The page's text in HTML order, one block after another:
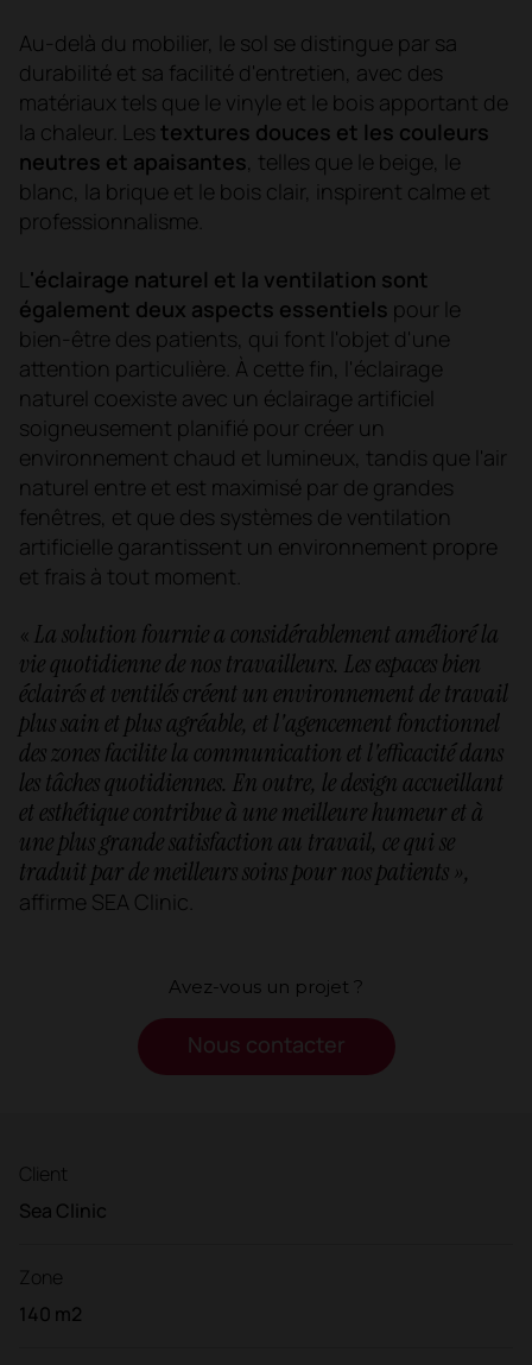
Au-delà du mobilier, le sol se distingue par sa
durabilité et sa facilité d'entretien, avec des
matériaux tels que le vinyle et le bois apportant de
la chaleur. Les textures douces et les couleurs
neutres et apaisantes, telles que le beige, le
blanc, la brique et le bois clair, inspirent calme et
professionnalisme.
L'éclairage naturel et la ventilation sont
également deux aspects essentiels pour le
bien-être des patients, qui font l'objet d'une
attention particulière. À cette fin, l'éclairage
naturel coexiste avec un éclairage artificiel
soigneusement planifié pour créer un
environnement chaud et lumineux, tandis que l'air
naturel entre et est maximisé par de grandes
fenêtres, et que des systèmes de ventilation
artificielle garantissent un environnement propre
et frais à tout moment.
« La solution fournie a considérablement amélioré la
vie quotidienne de nos travailleurs. Les espaces bien
éclairés et ventilés créent un environnement de travail
plus sain et plus agréable, et l'agencement fonctionnel
des zones facilite la communication et l'efficacité dans
les tâches quotidiennes. En outre, le design accueillant
et esthétique contribue à une meilleure humeur et à
une plus grande satisfaction au travail, ce qui se
traduit par de meilleurs soins pour nos patients »,
affirme SEA Clinic.
Avez-vous un projet ?
Nous contacter
Client
Sea Clinic
Zone
140 m2